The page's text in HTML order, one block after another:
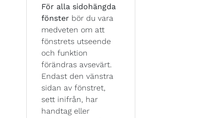
För alla sidohängda
fönster bör du vara
medveten om att
fönstrets utseende
och funktion
förändras avsevärt.
Endast den vänstra
sidan av fönstret,
sett inifrån, har
handtag eller